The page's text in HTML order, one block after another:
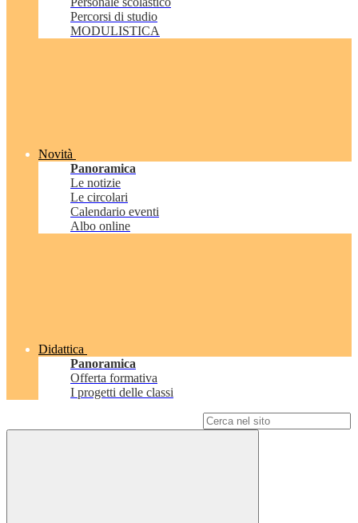
Percorsi di studio
MODULISTICA
Novità
Panoramica
Le notizie
Le circolari
Calendario eventi
Albo online
Didattica
Panoramica
Offerta formativa
I progetti delle classi